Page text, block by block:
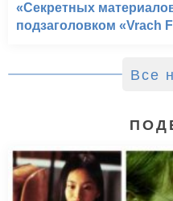
«Секретных
подзаголовком «Vrach
Все